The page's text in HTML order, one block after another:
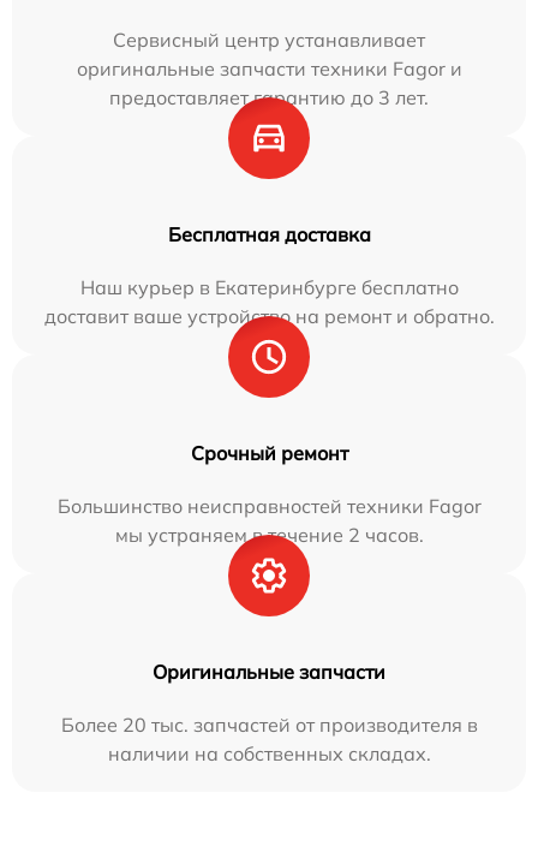
Сервисный центр устанавливает
оригинальные запчасти техники Fagor и
предоставляет гарантию до 3 лет.
Бесплатная доставка
Наш курьер в Екатеринбурге бесплатно
доставит ваше устройство на ремонт и обратно.
Срочный ремонт
Большинство неисправностей техники Fagor
мы устраняем в течение 2 часов.
Оригинальные запчасти
Более 20 тыс. запчастей от производителя в
наличии на собственных складах.